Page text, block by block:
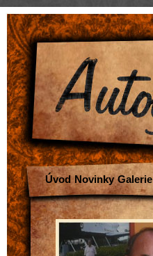
Úvod Novinky Galerie